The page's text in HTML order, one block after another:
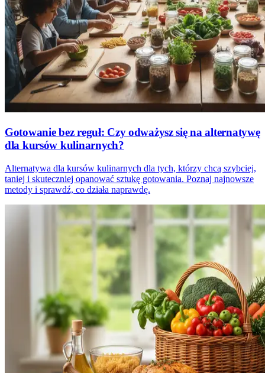
Gotowanie bez reguł: Czy odważysz się na alternatywę
dla kursów kulinarnych?
Alternatywa dla kursów kulinarnych dla tych, którzy chcą szybciej,
taniej i skuteczniej opanować sztukę gotowania. Poznaj najnowsze
metody i sprawdź, co działa naprawdę.